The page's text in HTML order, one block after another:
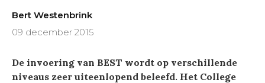
Bert Westenbrink
09 december 2015
De invoering van BEST wordt op verschillende
niveaus zeer uiteenlopend beleefd. Het College